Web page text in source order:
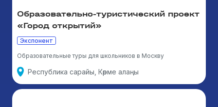
Образовательно-туристический проект
«Город открытий»
Экспонент
Образовательные туры для школьников в Москву
Республика сарайы, Көрме алаңы